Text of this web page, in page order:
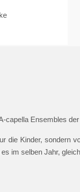
capella Ensembles
die Kinder, sondern
im selben Jahr,